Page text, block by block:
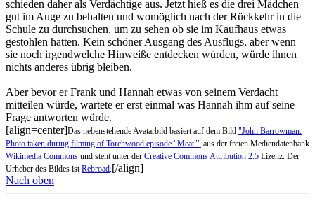
schieden daher als Verdächtige aus. Jetzt hieß es die drei Mädchen
gut im Auge zu behalten und womöglich nach der Rückkehr in die
Schule zu durchsuchen, um zu sehen ob sie im Kaufhaus etwas
gestohlen hatten. Kein schöner Ausgang des Ausflugs, aber wenn
sie noch irgendwelche Hinweiße entdecken würden, würde ihnen
nichts anderes übrig bleiben.
Aber bevor er Frank und Hannah etwas von seinem Verdacht
mitteilen würde, wartete er erst einmal was Hannah ihm auf seine
Frage antworten würde.
[align=center]Das nebenstehende Avatarbild basiert auf dem Bild "John Barrowman.
Photo taken during filming of Torchwood episode "Meat"" aus der freien Mediendatenbank
Wikimedia Commons und steht unter der Creative Commons Attribution 2.5 Lizenz. Der
Urheber des Bildes istRebroad.[/align]
Nach oben